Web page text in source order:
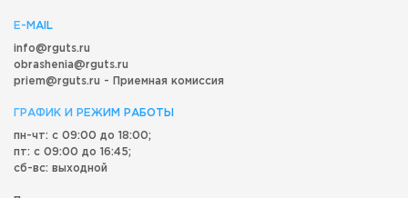
E-MAIL
info@rguts.ru
obrashenia@rguts.ru
priem@rguts.ru - Приемная комиссия
ГРАФИК И РЕЖИМ РАБОТЫ
пн-чт: с 09:00 до 18:00;
пт: с 09:00 до 16:45;
сб-вс: выходной